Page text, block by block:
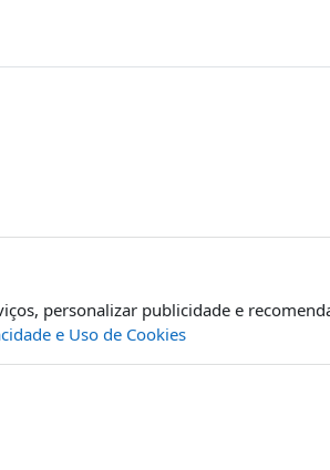
personalizar publicidade e
e Uso de Cookies